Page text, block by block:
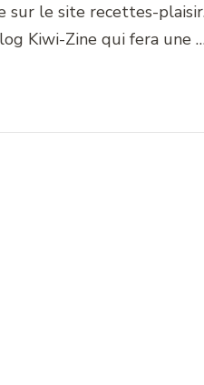
le site recettes-
Kiwi-Zine qui fera une